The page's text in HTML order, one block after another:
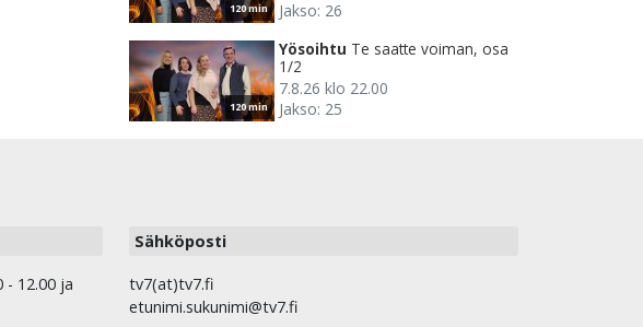
120 min
Jakso: 26
120 min
Yösoihtu Te saatte voiman, osa
1/2
7.8.26 klo 22.00
Jakso: 25
- 12.00 ja
Sähköposti
tv7(at)tv7.fi
etunimi.sukunimi@tv7.fi